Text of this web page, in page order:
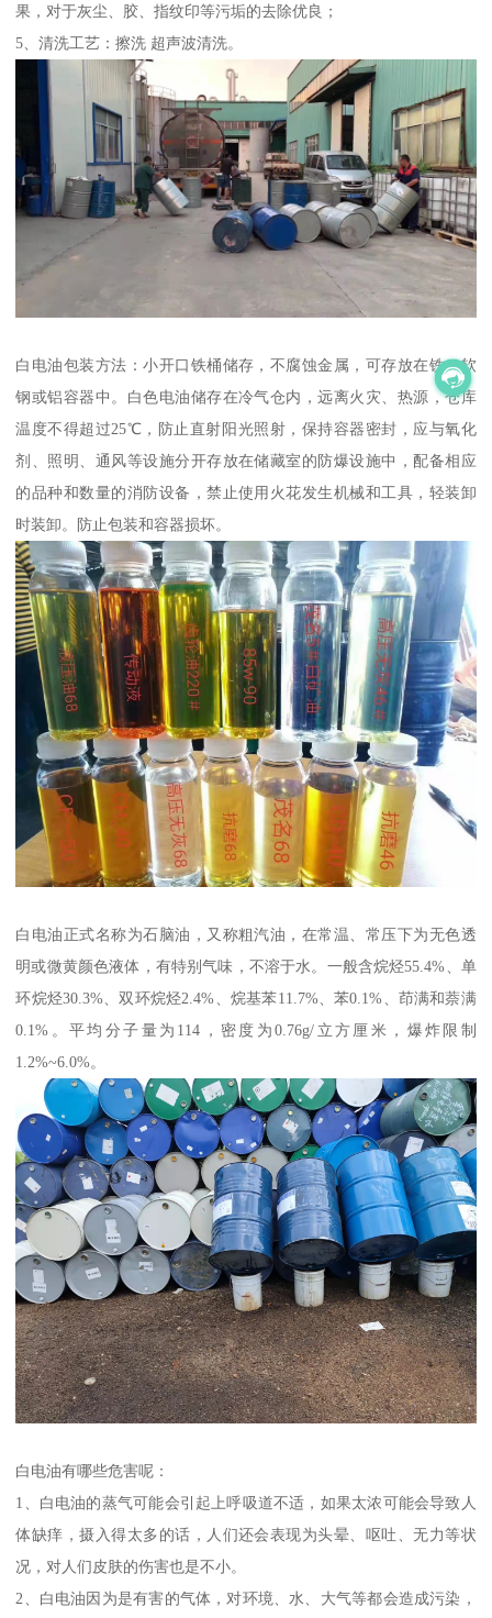
果，对于灰尘、胶、指纹印等污垢的去除优良；
5、清洗工艺：擦洗 超声波清洗。
白电油包装方法：小开口铁桶储存，不腐蚀金属，可存放在铁、软
钢或铝容器中。白色电油储存在冷气仓内，远离火灾、热源，仓库
温度不得超过25℃，防止直射阳光照射，保持容器密封，应与氧化
剂、照明、通风等设施分开存放在储藏室的防爆设施中，配备相应
的品种和数量的消防设备，禁止使用火花发生机械和工具，轻装卸
时装卸。防止包装和容器损坏。
白电油正式名称为石脑油，又称粗汽油，在常温、常压下为无色透
明或微黄颜色液体，有特别气味，不溶于水。一般含烷烃55.4%、单
环烷烃30.3%、双环烷烃2.4%、烷基苯11.7%、苯0.1%、茚满和萘满
0.1%。平均分子量为114，密度为0.76g/立方厘米，爆炸限制
1.2%~6.0%。
白电油有哪些危害呢：
1、白电油的蒸气可能会引起上呼吸道不适，如果太浓可能会导致人
体缺痒，摄入得太多的话，人们还会表现为头晕、呕吐、无力等状
况，对人们皮肤的伤害也是不小。
2、白电油因为是有害的气体，对环境、水、大气等都会造成污染，